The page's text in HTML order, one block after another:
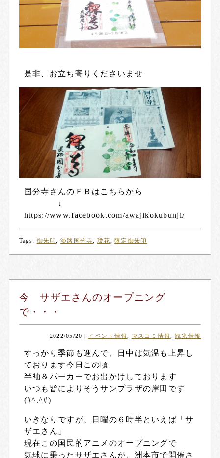
是非、お立ち寄りくださいませ
国分寺さんのＦＢはこちらから
↓
https://www.facebook.com/awajikokubunji/
Tags: 御朱印,淡路国分寺, 瓊花, 限定御朱印
今 サザエさんのオープニング
で・・・
2022/05/20 イベント情報, マスコミ情報, 観光情報
すっかり季節も進んで、日中は気温も上昇し
ております今日この頃
半袖＆パーカーでお出かけしております
いつも皆によりそうサンプラザの岸田です
(#^.^#)
いきなりですが、日曜の６時半といえば「サ
ザエさん」
現在この国民的アニメのオープニングで
気球に乗ったサザエさんが、洲本市で開催さ